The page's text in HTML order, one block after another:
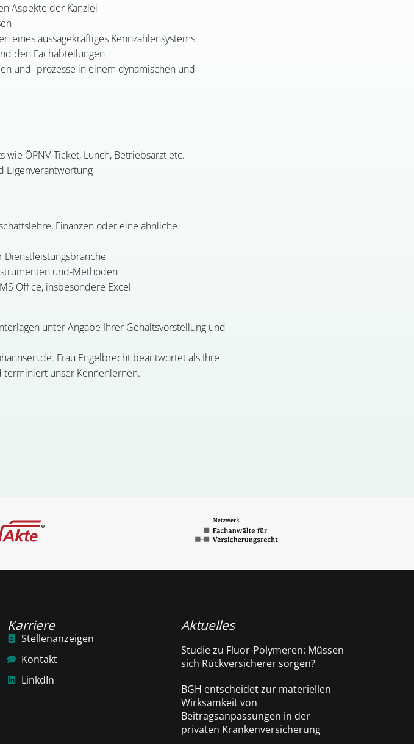
Aspekte der Kanzlei
eines aussagekräftiges Kennzahlensystems
den Fachabteilungen
und -prozesse in einem dynamischen und
ÖPNV-Ticket, Lunch, Betriebsarzt etc.
Eigenverantwortung
Finanzen oder eine ähnliche
Dienstleistungsbranche
und-Methoden
Office, insbesondere Excel
unter Angabe Ihrer Gehaltsvorstellung und
Frau Engelbrecht beantwortet als Ihre
unser Kennenlernen.
Karriere
Stellenanzeigen
Kontakt
LinkdIn
Aktuelles
Studie zu Fluor-Polymeren: Müssen
sich Rückversicherer sorgen?
BGH entscheidet zur materiellen
Wirksamkeit von
Beitragsanpassungen in der
privaten Krankenversicherung